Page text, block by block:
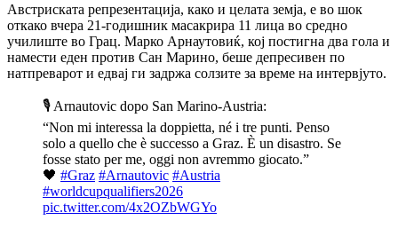
Австриската репрезентација, како и целата земја, е во шок
откако вчера 21-годишник масакрира 11 лица во средно
училиште во Грац. Марко Арнаутовиќ, кој постигна два гола и
намести еден против Сан Марино, беше депресивен по
натпреварот и едвај ги задржа солзите за време на интервјуто.
🎙️ Arnautovic dopo San Marino-Austria:
“Non mi interessa la doppietta, né i tre punti. Penso
solo a quello che è successo a Graz. È un disastro. Se
fosse stato per me, oggi non avremmo giocato.”
🖤 #Graz #Arnautovic #Austria
#worldcupqualifiers2026
pic.twitter.com/4x2OZbWGYo